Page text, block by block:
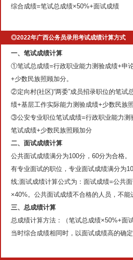
综合成绩=笔试总成绩×50%+面试成绩
◎2022年广西公务员录用考试成绩计算方式
一、笔试成绩计算
①笔试总成绩=行政职业能力测验成绩+申
+少数民族照顾加分。
②定向村(社区)“两委”成员招录职位的笔试
绩+基层工作实际能力测验成绩+少数民族照
③公安专业职位笔试成绩=行政职业能力测
笔试成绩+少数民族照顾加分
二、面试成绩计算
公共面试成绩满分为100分，60分为合格。
有专业面试的职位，专业面试成绩满分为
线;面试成绩计算公式为：面试成绩=公共
×40%。公共面试成绩不合格的人员，不能
三、总成绩计算
总成绩计算方法：（笔试总成绩×50%+面试
当时综合成绩相同时，以面试成绩高的确定